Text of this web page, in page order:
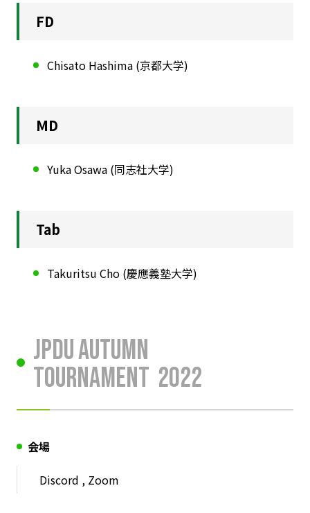
FD
Chisato Hashima (京都大学)
MD
Yuka Osawa (同志社大学)
Tab
Takuritsu Cho (慶應義塾大学)
JPDU Autumn
Tournament 2022
会場
Discord , Zoom